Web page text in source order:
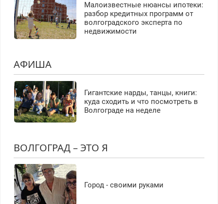
Малоизвестные нюансы ипотеки:
разбор кредитных программ от
волгоградского эксперта по
недвижимости
АФИША
Гигантские нарды, танцы, книги:
куда сходить и что посмотреть в
Волгограде на неделе
ВОЛГОГРАД – ЭТО Я
Город - своими руками